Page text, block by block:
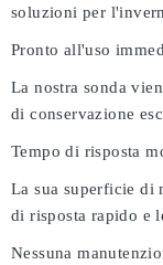
soluzioni per
Pronto all'uso
La nostra sonda
di conservazione
Tempo di risposta
La sua superficie di
di risposta rapido e
Nessuna